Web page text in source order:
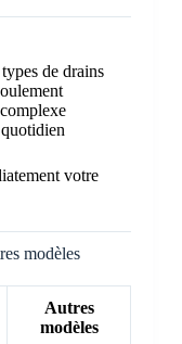
de drains
votre
modèles
Autres
modèles